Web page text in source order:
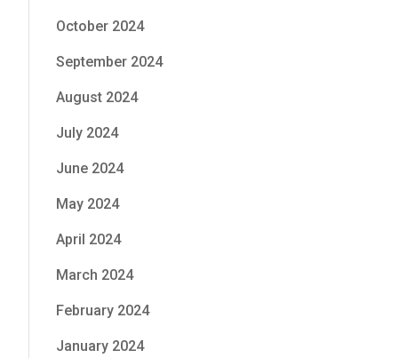
October 2024
September 2024
August 2024
July 2024
June 2024
May 2024
April 2024
March 2024
February 2024
January 2024